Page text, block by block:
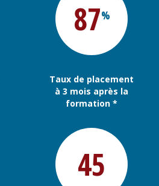
87%
Taux de placement
à 3 mois après la
formation *
45